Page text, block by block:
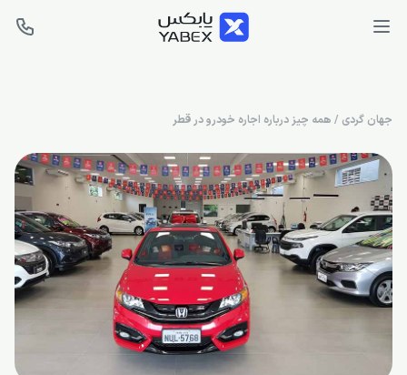
جهان گردی / همه چیز درباره اجاره خودرو در قطر